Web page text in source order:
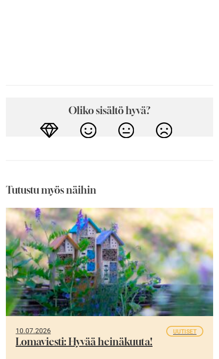
Oliko sisältö hyvä?
Tutustu myös näihin
10.07.2026 UUTISET
Lomaviesti: Hyvää heinäkuuta!